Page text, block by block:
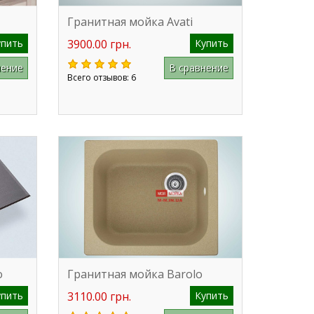
Гранитная мойка Avati
3900.00 грн.
Купить
Всего отзывов: 6
В сравнение
Гранитная мойка Barolo
3110.00 грн.
Купить